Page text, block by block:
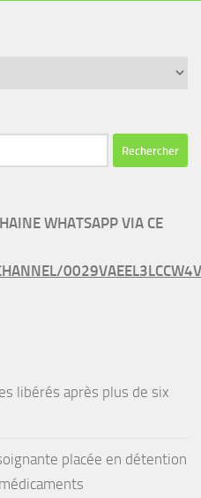
WHATSAPP VIA CE
libérés après plus de six
placée en détention